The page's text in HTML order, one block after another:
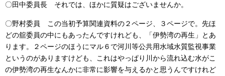
〇田中委員長 それでは、ほかに質疑はございませんか。
〇野村委員 この当初予算関連資料の２ページ、３ページで。先ほ
どの舘委員の中にもあったんですけれども、「伊勢湾の再生」とあ
ります。２ページのほうにマル６で河川等公共用水域水質監視事業
というのがありますけども、これはやっぱり川から流れ込む水がこ
の伊勢湾の再生なんかに非常に影響を与えるかと思うんですけれど